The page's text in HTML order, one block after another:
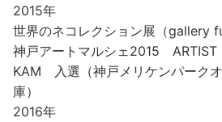
2015年
世界のネコレクション展（gallery
神戸アートマルシェ2015 ARTIST
KAM 入選（神戸メリケンパーク
庫）
2016年